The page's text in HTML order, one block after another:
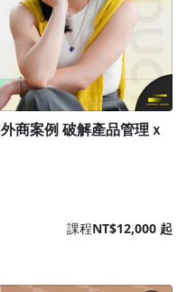
商案例 破解產品管理ｘ
課程NT$12,000 起